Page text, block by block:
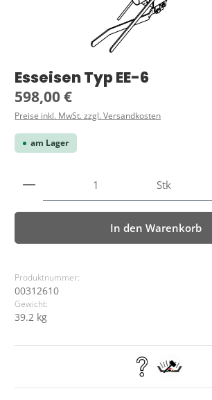
Esseisen Typ EE-6
Regulärer Preis:
598,00 €
Preise inkl. MwSt. zzgl. Versandkosten
am Lager
Produkt Anzahl: Gib denStk
In den Warenkorb
Produktnummer:
00312610
Gewicht:
39.2 kg